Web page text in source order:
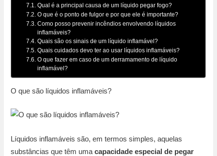
Qual é a principal causa de um líquido pegar fogo?
O que é o ponto de fulgor e por que ele é importante?
Como posso prevenir incêndios envolvendo líquidos
inflamáveis?
Quais são os sinais de um líquido inflamável?
Quais cuidados devo ter ao usar líquidos inflamáveis?
O que fazer em caso de um derramamento de líquido
inflamável?
O que são líquidos inflamáveis?
Líquidos inflamáveis são, em termos simples, aquelas
substâncias que têm umacapacidade especial de pegar